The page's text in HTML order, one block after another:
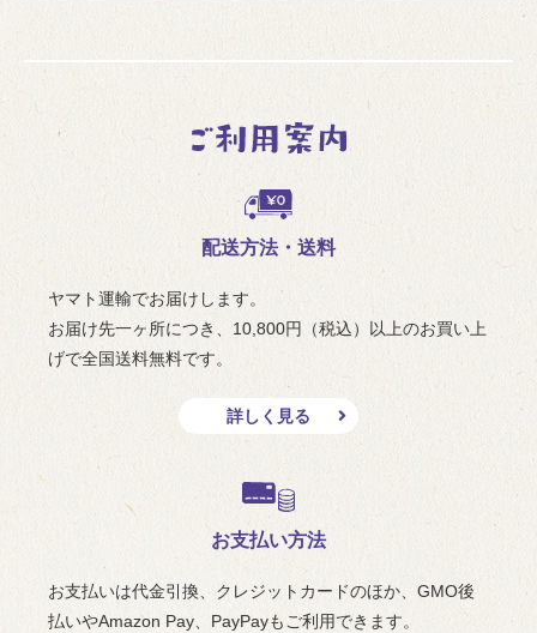
配送方法・送料
ヤマト運輸でお届けします。
お届け先一ヶ所につき、10,800円（税込）以上のお買い上
げで全国送料無料です。
詳しく見る
お支払い方法
お支払いは代金引換、クレジットカードのほか、GMO後
払いやAmazon Pay、PayPayもご利用できます。